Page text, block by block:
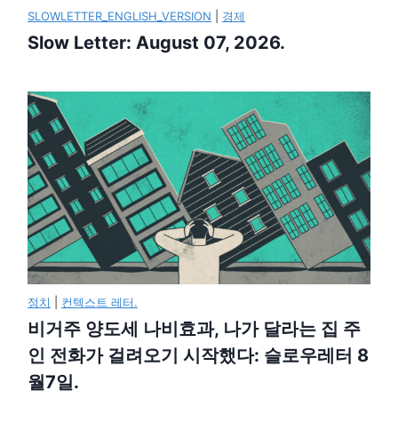
SLOWLETTER_ENGLISH_VERSION 경제
Slow Letter: August 07, 2026.
정치 컨텍스트 레터.
비거주 양도세 나비효과, 나가 달라는 집 주
인 전화가 걸려오기 시작했다: 슬로우레터 8
월7일.